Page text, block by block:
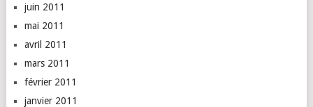
juin 2011
mai 2011
avril 2011
mars 2011
février 2011
janvier 2011